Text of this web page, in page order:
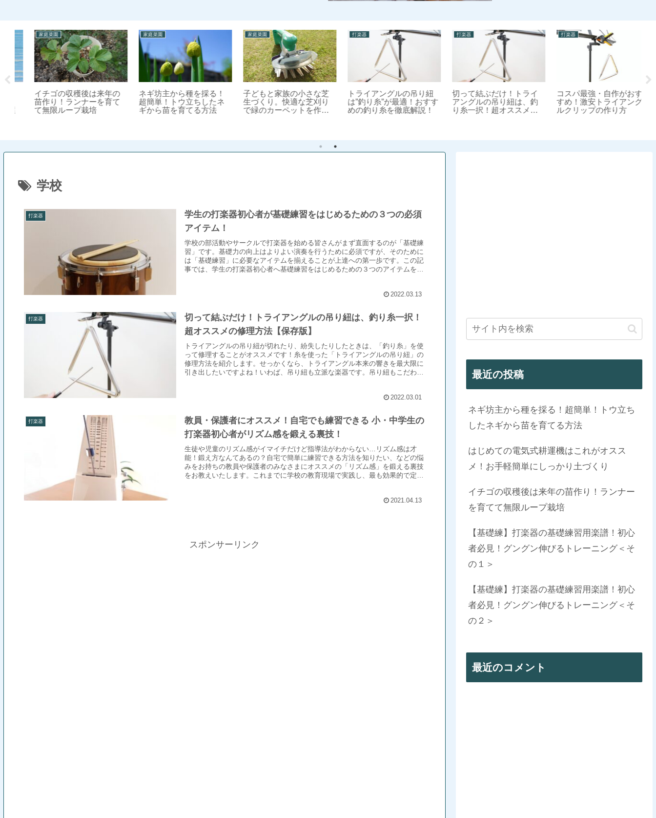
家庭菜園
イチゴの収穫後は来年の
苗作り！ランナーを育て
て無限ループ栽培
家庭菜園
ネギ坊主から種を採る！
超簡単！トウ立ちしたネ
ギから苗を育てる方法
家庭菜園
子どもと家族の小さな芝
生づくり。快適な芝刈り
で緑のカーペットを作ろ
トライアングルの吊り紐
は”釣り糸”が最適！おすす
めの釣り糸を徹底解説！
打楽器
切って結ぶだけ！トライ
アングルの吊り紐は、釣
り糸一択！超オススメの
打楽器
コスパ最強・自作がおす
すめ！激安トライアング
ルクリップの作り方
学校
打楽器
学生の打楽器初心者が基礎練習をはじめるための３つの必須
アイテム！
学校の部活動やサークルで打楽器を始める皆さんがまず直面するのが「基礎練
習」です。基礎力の向上はよりよい演奏を行うために必須ですが、そのために
は「基礎練習」に必要なアイテムを揃えることが上達への第一歩です。この記
事では、学生の打楽器初心者へ基礎練習をはじめるための３つのアイテムを紹
2022.03.13
打楽器
切って結ぶだけ！トライアングルの吊り紐は、釣り糸一択！
超オススメの修理方法【保存版】
トライアングルの吊り紐が切れたり、紛失したりしたときは、「釣り糸」を使
って修理することがオススメです！糸を使った「トライアングルの吊り紐」の
修理方法を紹介します。せっかくなら、トライアングル本来の響きを最大限に
引き出したいですよね！いわば、吊り紐も立派な楽器です。吊り紐もこだわる
2022.03.01
打楽器
教員・保護者にオススメ！自宅でも練習できる 小・中学生の
打楽器初心者がリズム感を鍛える裏技！
生徒や児童のリズム感がイマイチだけど指導法がわからない…リズム感は才
能！鍛え方なんてあるの？自宅で簡単に練習できる方法を知りたい、などの悩
みをお持ちの教員や保護者のみなさまにオススメの「リズム感」を鍛える裏技
をお教えいたします。これまでに学校の教育現場で実践し、最も効果的で定着
2021.04.13
スポンサーリンク
最近の投稿
ネギ坊主から種を採る！超簡単！トウ立ち
したネギから苗を育てる方法
はじめての電気式耕運機はこれがオスス
メ！お手軽簡単にしっかり土づくり
イチゴの収穫後は来年の苗作り！ランナー
を育てて無限ループ栽培
【基礎練】打楽器の基礎練習用楽譜！初心
者必見！グングン伸びるトレーニング＜そ
の１＞
【基礎練】打楽器の基礎練習用楽譜！初心
者必見！グングン伸びるトレーニング＜そ
の２＞
最近のコメント